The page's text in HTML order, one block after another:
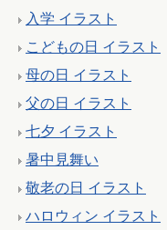
入学 イラスト
こどもの日 イラスト
母の日 イラスト
父の日 イラスト
七夕 イラスト
暑中見舞い
敬老の日 イラスト
ハロウィン イラスト